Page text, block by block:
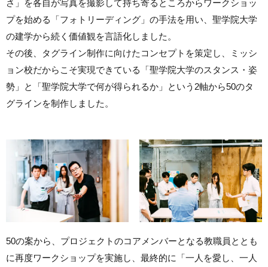
さ」を各自が写真を撮影して持ち寄るところからワークショッ
プを始める「フォトリーディング」の手法を用い、聖学院大学
の建学から続く価値観を言語化しました。
その後、タグライン制作に向けたコンセプトを策定し、ミッシ
ョン校だからこそ実現できている「聖学院大学のスタンス・姿
勢」と「聖学院大学で何が得られるか」という2軸から50のタ
グラインを制作しました。
50の案から、プロジェクトのコアメンバーとなる教職員ととも
に再度ワークショップを実施し、最終的に「一人を愛し、一人